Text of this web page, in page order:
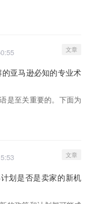
文章
亚马逊必知的专业术
是至关重要的。下面为
文章
划是否是卖家的新机